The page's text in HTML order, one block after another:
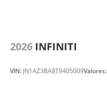
2026 INFINITI
VIN: JN1AZ3BA8T9405009Valores: